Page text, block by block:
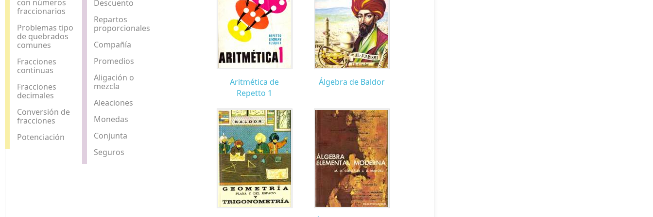
con números
fraccionarios
Problemas tipo
de quebrados
comunes
Fracciones
continuas
Fracciones
decimales
Conversión de
fracciones
Potenciación
Descuento
Repartos
proporcionales
Compañía
Promedios
Aligación o
mezcla
Aleaciones
Monedas
Conjunta
Seguros
Aritmética de
Repetto 1
Álgebra de Baldor